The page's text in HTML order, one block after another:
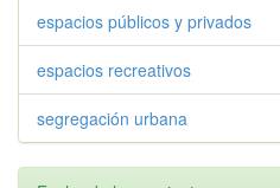
espacios públicos y privados
espacios recreativos
segregación urbana